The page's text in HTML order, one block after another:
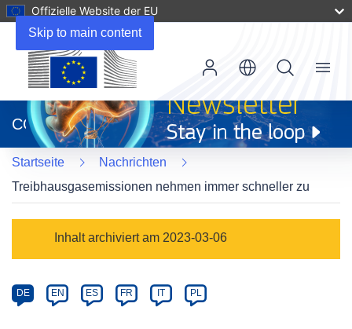
Skip to main content
Offizielle Website der EU
neuem
Fenster)
CORDIS
Menu
Startseite
Nachrichten
Treibhausgasemissionen nehmen immer schneller zu
Category
Inhalt archiviert am 2023-03-06
Article
available
DE EN ES FR IT PL